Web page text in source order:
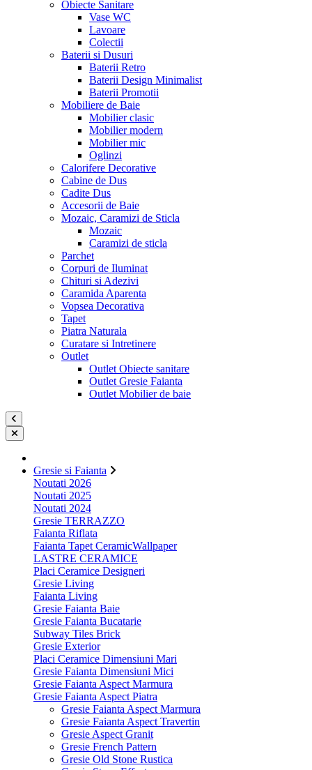
Obiecte Sanitare
Vase WC
Lavoare
Colectii
Baterii si Dusuri
Baterii Retro
Baterii Design Minimalist
Baterii Promotii
Mobiliere de Baie
Mobilier clasic
Mobilier modern
Mobilier mic
Oglinzi
Calorifere Decorative
Cabine de Dus
Cadite Dus
Accesorii de Baie
Mozaic, Caramizi de Sticla
Mozaic
Caramizi de sticla
Parchet
Corpuri de Iluminat
Chituri si Adezivi
Caramida Aparenta
Vopsea Decorativa
Tapet
Piatra Naturala
Curatare si Intretinere
Outlet
Outlet Obiecte sanitare
Outlet Gresie Faianta
Outlet Mobilier de baie
Gresie si Faianta
Noutati 2026
Noutati 2025
Noutati 2024
Gresie TERRAZZO
Faianta Riflata
Faianta Tapet CeramicWallpaper
LASTRE CERAMICE
Placi Ceramice Designeri
Gresie Living
Faianta Living
Gresie Faianta Baie
Gresie Faianta Bucatarie
Subway Tiles Brick
Gresie Exterior
Placi Ceramice Dimensiuni Mari
Gresie Faianta Dimensiuni Mici
Gresie Faianta Aspect Marmura
Gresie Faianta Aspect Piatra
Gresie Faianta Aspect Marmura
Gresie Faianta Aspect Travertin
Gresie Aspect Granit
Gresie French Pattern
Gresie Old Stone Rustica